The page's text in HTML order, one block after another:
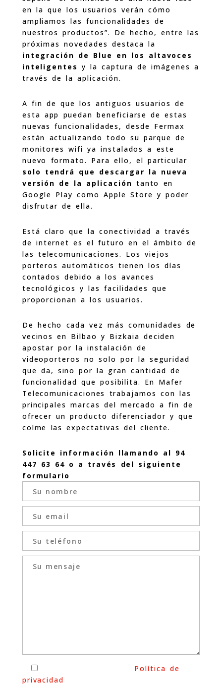
en la que los usuarios verán cómo
ampliamos las funcionalidades de
nuestros productos”. De hecho, entre las
próximas novedades destaca la
integración de Blue en los altavoces
inteligentes y la captura de imágenes a
través de la aplicación.
A fin de que los antiguos usuarios de
esta app puedan beneficiarse de estas
nuevas funcionalidades, desde Fermax
están actualizando todo su parque de
monitores wifi ya instalados a este
nuevo formato. Para ello, el particular
solo tendrá que descargar la nueva
versión de la aplicación tanto en
Google Play como Apple Store y poder
disfrutar de ella.
Está claro que la conectividad a través
de internet es el futuro en el ámbito de
las telecomunicaciones. Los viejos
porteros automáticos tienen los días
contados debido a los avances
tecnológicos y las facilidades que
proporcionan a los usuarios.
De hecho cada vez más comunidades de
vecinos en Bilbao y Bizkaia deciden
apostar por la instalación de
videoporteros no solo por la seguridad
que da, sino por la gran cantidad de
funcionalidad que posibilita. En Mafer
Telecomunicaciones trabajamos con las
principales marcas del mercado a fin de
ofrecer un producto diferenciador y que
colme las expectativas del cliente.
Solicite información llamando al 94
447 63 64 o a través del siguiente
formulario
Política de
privacidad